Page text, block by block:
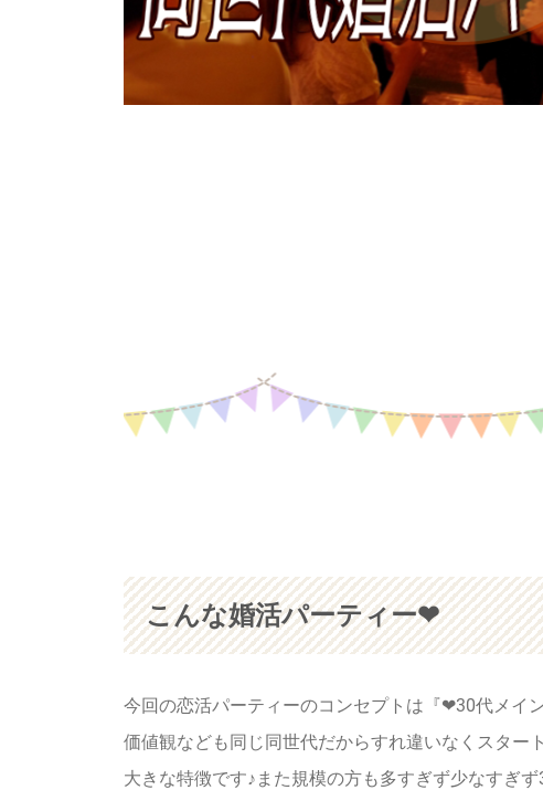
こんな婚活パーティー❤
今回の恋活パーティーのコンセプトは『❤30代メイ
価値観なども同じ同世代だからすれ違いなくスター
大きな特徴です♪また規模の方も多すぎず少なすぎ